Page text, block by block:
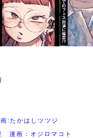
:たかはしツツジ
漫画：オジロマコト